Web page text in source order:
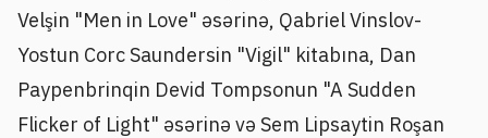
Velşin "Men in Love" əsərinə, Qabriel Vinslov-
Yostun Corc Saundersin "Vigil" kitabına, Dan
Paypenbrinqin Devid Tompsonun "A Sudden
Flicker of Light" əsərinə və Sem Lipsaytin Roşan